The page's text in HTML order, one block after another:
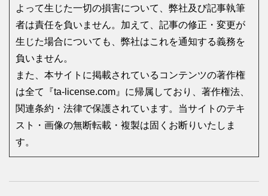
よって生じた一切の損害について、弊社及び記事執筆
者は責任を負いません。加えて、記事の修正・変更が
生じた場合についても、弊社はこれを通知する義務を
負いません。
また、本サイトに掲載されているコンテンツの著作権
は全て『ta-license.com』に帰属しており、著作権法、
関連条約・法律で保護されています。当サイトのテキ
スト・画像の無断転載・複製は固くお断りいたしま
す。